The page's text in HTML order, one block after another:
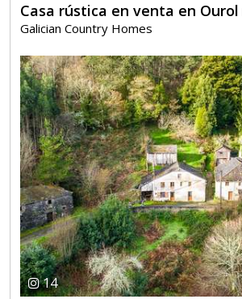
Casa rústica en venta en
Galician Country Homes
14